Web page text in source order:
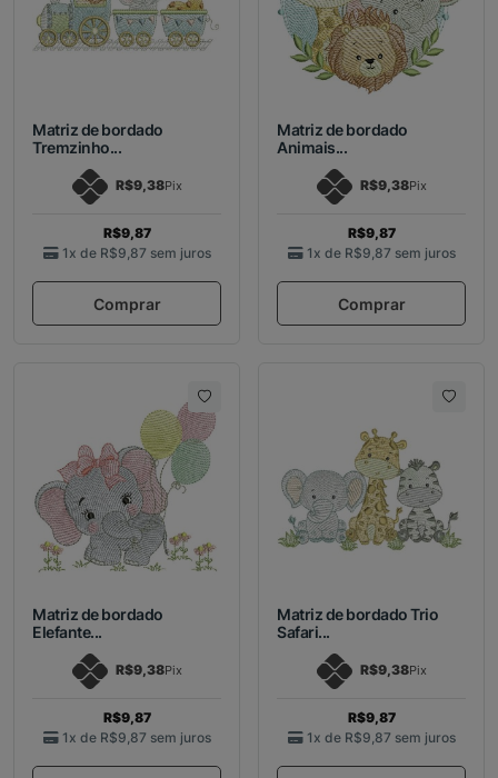
Matriz de bordado
Tremzinho...
R$9,38Pix
R$9,87
1x de R$9,87 sem juros
Comprar
Matriz de bordado
Animais...
R$9,38Pix
R$9,87
1x de R$9,87 sem juros
Comprar
Matriz de bordado
Elefante...
R$9,38Pix
R$9,87
1x de R$9,87 sem juros
Matriz de bordado Trio
Safari...
R$9,38Pix
R$9,87
1x de R$9,87 sem juros